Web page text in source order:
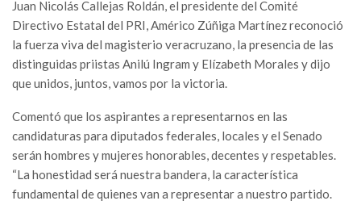
Juan Nicolás Callejas Roldán, el presidente del Comité
Directivo Estatal del PRI, Américo Zúñiga Martínez reconoció
la fuerza viva del magisterio veracruzano, la presencia de las
distinguidas priistas Anilú Ingram y Elízabeth Morales y dijo
que unidos, juntos, vamos por la victoria.
Comentó que los aspirantes a representarnos en las
candidaturas para diputados federales, locales y el Senado
serán hombres y mujeres honorables, decentes y respetables.
“La honestidad será nuestra bandera, la característica
fundamental de quienes van a representar a nuestro partido.